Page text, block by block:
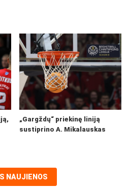
„Gargždų“ priekinę liniją
sustiprino A. Mikalauskas
NAUJIENOS